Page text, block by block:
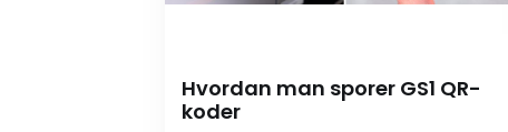
Hvordan man sporer GS1 QR-
koder